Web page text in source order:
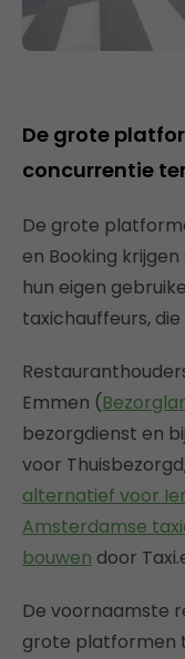
De grote
concurrentie
De grote
en Booking
hun eigen
taxichauffeurs,
Emmen (
bezorgdienst en
voor Thuisbezorgd;
alternatief voor
Amsterdamse
bouwen door
De voornaamste
grote platformen